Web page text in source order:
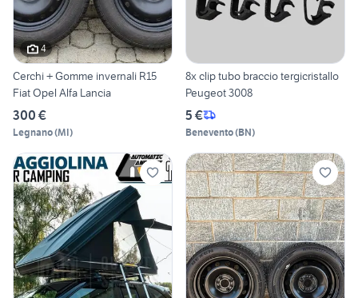
4
Cerchi + Gomme invernali R15
Fiat Opel Alfa Lancia
300 €
Legnano(MI)
8x clip tubo braccio tergicristallo
Peugeot 3008
5 €
Benevento(BN)